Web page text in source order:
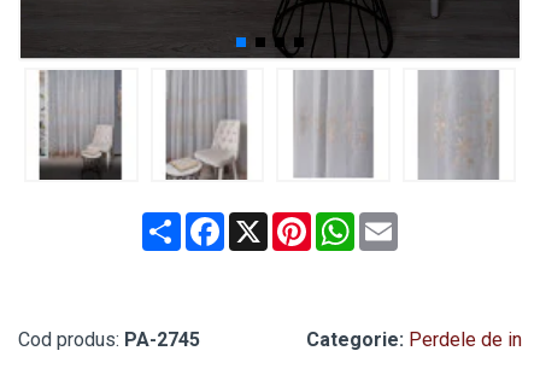
ShareFacebook
X PinterestWhatsApp
Email
Cod produs: PA-2745 Categorie: Perdele de in